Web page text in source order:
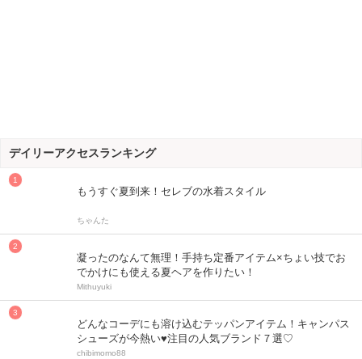
デイリーアクセスランキング
もうすぐ夏到来！セレブの水着スタイル
ちゃんた
凝ったのなんて無理！手持ち定番アイテム×ちょい技でお
でかけにも使える夏ヘアを作りたい！
Mithuyuki
どんなコーデにも溶け込むテッパンアイテム！キャンパス
シューズが今熱い♥注目の人気ブランド７選♡
chibimomo88